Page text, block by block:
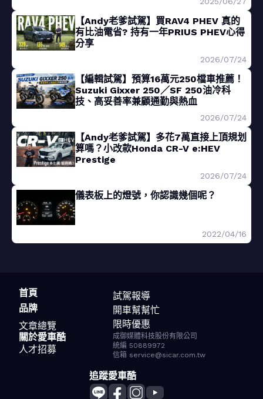
【Andy老爹試駕】買RAV4 PHEV 真的
有比油電省? 持有一年PRIUS PHEV心得
分享
2026/07/24
【編輯試駕】預算16萬元250檔車推薦！
Suzuki Gixxer 250／SF 250油冷科
技、高妥善率兼顧通勤與熱血
2026/07/24
【Andy老爹試駕】多花7萬直接上頂規划
算嗎？小改款Honda CR-V e:HEV
Prestige
2026/07/24
儀表板上的燈號，你認識幾個呢？
2022/04/16
首頁
品牌
文章總覽
試駕報導
開車幫幫忙
限時優惠
關於愛車酷
人才招募
成御媒體科技股份有限公司
統編 50889972
信箱 service@sicar.com.tw
追蹤愛車酷